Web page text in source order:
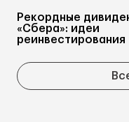
Рекордные
«Сбера»: идеи
реинвестирования